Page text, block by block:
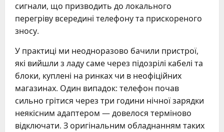
сигнали, що призводить до локального
перегріву всередині телефону та прискореного
зносу.
У практиці ми неодноразово бачили пристрої,
які вийшли з ладу саме через підозрілі кабелі та
блоки, куплені на ринках чи в неофіційних
магазинах. Один випадок: телефон почав
сильно грітися через три години нічної зарядки
неякісним адаптером — довелося терміново
відключати. З оригінальним обладнанням таких